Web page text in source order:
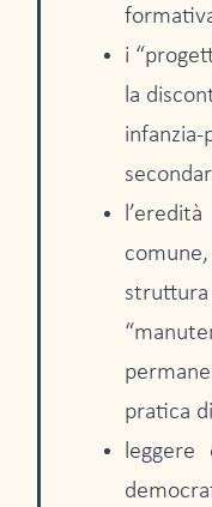
i
la
pratica